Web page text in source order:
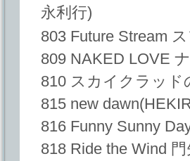
永利行)
803 Future Stream
809 NAKED LOVE
810 スカイクラッ
815 new
816 Funny Sunny
818 Ride the Wind